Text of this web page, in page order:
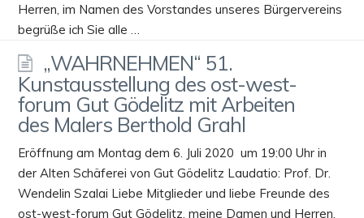
Herren, im Namen des Vorstandes unseres Bürgervereins
begrüße ich Sie alle …
„WAHRNEHMEN“ 51.
Kunstausstellung des ost-west-
forum Gut Gödelitz mit Arbeiten
des Malers Berthold Grahl
Eröffnung am Montag dem 6. Juli 2020 um 19:00 Uhr in
der Alten Schäferei von Gut Gödelitz Laudatio: Prof. Dr.
Wendelin Szalai Liebe Mitglieder und liebe Freunde des
ost-west-forum Gut Gödelitz, meine Damen und Herren,